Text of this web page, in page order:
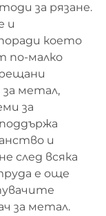
за рязане.
и
което
по-малко
за метал,
за
и
след всяка
е още
за метал.